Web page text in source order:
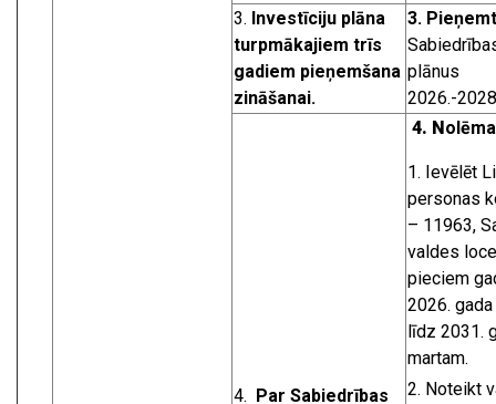
3. Investīciju plāna
turpmākajiem trīs
gadiem pieņemšana
zināšanai.
3.
plānus
2026.-
4. Par Sabiedrības
4. N
Ievēlēt
personas
– 11963,
valdes
pieciem
2026.
līdz 2031.
martam.
Noteikt